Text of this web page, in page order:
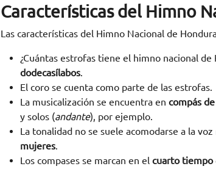
Características del Himno
Las características del Himno Nacional de
¿Cuántas estrofas tiene el himno nacional de
dodecasílabos.
El coro se cuenta como parte de las estrofas.
La musicalización se encuentra en compás
y solos (andante), por ejemplo.
La tonalidad no se suele acomodarse a la
mujeres.
Los compases se marcan en el cuarto tiempo